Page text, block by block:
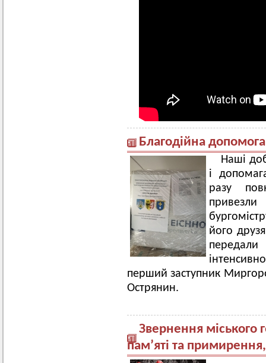
Благодійна
Наші
і
разу
привезли
його
перший заступник
Острянин.
Звернення міського
пам’яті та